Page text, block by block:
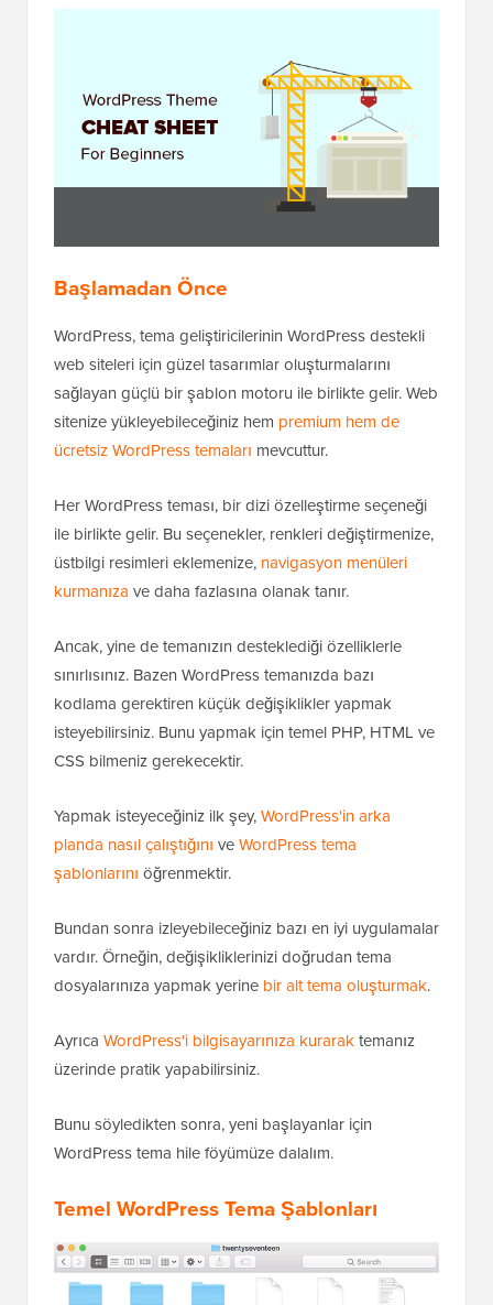
Başlamadan Önce
WordPress, tema geliştiricilerinin WordPress destekli
web siteleri için güzel tasarımlar oluşturmalarını
sağlayan güçlü bir şablon motoru ile birlikte gelir. Web
sitenize yükleyebileceğiniz hem premium hem de
ücretsiz WordPress temaları mevcuttur.
Her WordPress teması, bir dizi özelleştirme seçeneği
ile birlikte gelir. Bu seçenekler, renkleri değiştirmenize,
üstbilgi resimleri eklemenize, navigasyon menüleri
kurmanıza ve daha fazlasına olanak tanır.
Ancak, yine de temanızın desteklediği özelliklerle
sınırlısınız. Bazen WordPress temanızda bazı
kodlama gerektiren küçük değişiklikler yapmak
isteyebilirsiniz. Bunu yapmak için temel PHP, HTML ve
CSS bilmeniz gerekecektir.
Yapmak isteyeceğiniz ilk şey,WordPress'in arka
planda nasıl çalıştığını veWordPress tema
şablonlarını öğrenmektir.
Bundan sonra izleyebileceğiniz bazı en iyi uygulamalar
vardır. Örneğin, değişikliklerinizi doğrudan tema
dosyalarınıza yapmak yerine bir alt tema oluşturmak.
Ayrıca WordPress'i bilgisayarınıza kuraraktemanız
üzerinde pratik yapabilirsiniz.
Bunu söyledikten sonra, yeni başlayanlar için
WordPress tema hile föyümüze dalalım.
Temel WordPress Tema Şablonları